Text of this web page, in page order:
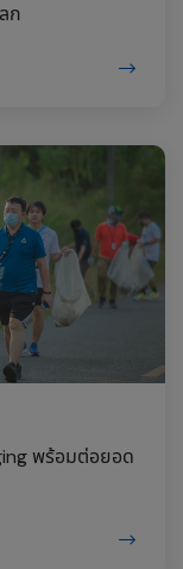
ก
พร้อมต่อยอด